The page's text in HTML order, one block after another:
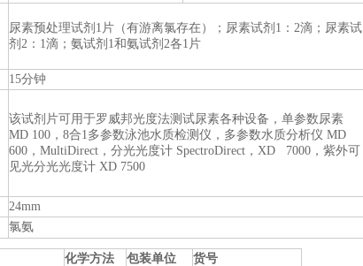
尿素预处理试剂1片（有游离氯存在）；尿素试剂1：2滴；尿素试
剂2：1滴；氨试剂1和氨试剂2各1片
15分钟
该试剂片可用于罗威邦光度法测试尿素各种设备，单参数尿素
MD 100，8合1多参数泳池水质检测仪，多参数水质分析仪 MD
600，MultiDirect，分光光度计 SpectroDirect，XD 7000，紫外可
见光分光光度计 XD 7500
24mm
氯氨
化学方法 包装单位
货号